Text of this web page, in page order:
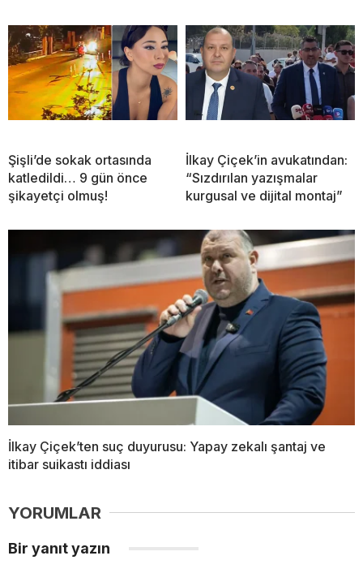
Şişli’de sokak ortasında
katledildi… 9 gün önce
şikayetçi olmuş!
İlkay Çiçek’in avukatından:
“Sızdırılan yazışmalar
kurgusal ve dijital montaj”
İlkay Çiçek’ten suç duyurusu: Yapay zekalı şantaj ve
itibar suikastı iddiası
YORUMLAR
Bir yanıt yazın